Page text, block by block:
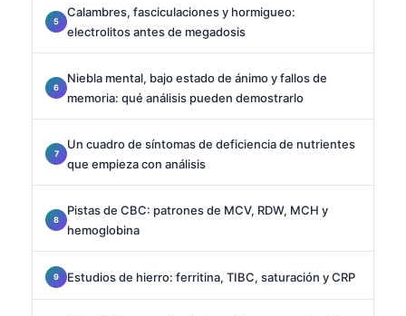
Calambres, fasciculaciones y hormigueo:
electrolitos antes de megadosis
Niebla mental, bajo estado de ánimo y fallos de
memoria: qué análisis pueden demostrarlo
Un cuadro de síntomas de deficiencia de nutrientes
que empieza con análisis
Pistas de CBC: patrones de MCV, RDW, MCH y
hemoglobina
Estudios de hierro: ferritina, TIBC, saturación y CRP